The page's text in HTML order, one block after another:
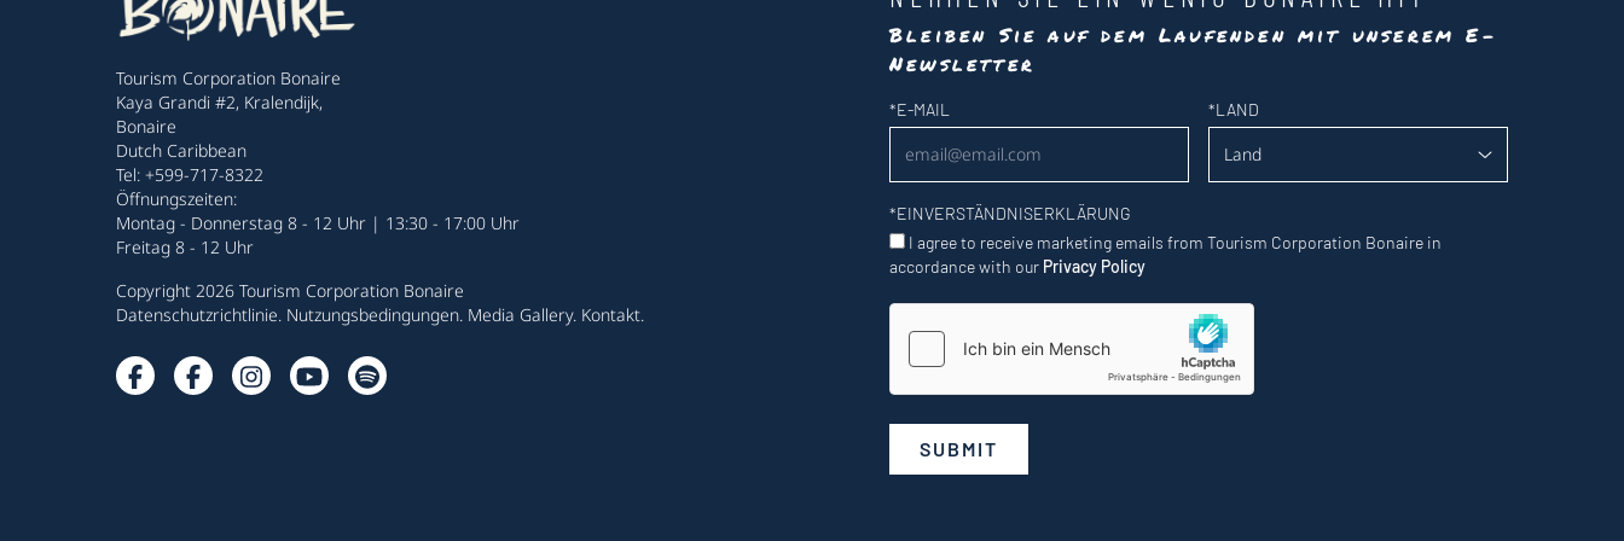
Tourism Corporation Bonaire
Kaya Grandi #2, Kralendijk,
Bonaire
Dutch Caribbean
Tel: +599-717-8322
Öffnungszeiten:
Montag - Donnerstag 8 - 12 Uhr | 13:30 - 17:00 Uhr
Freitag 8 - 12 Uhr
Copyright 2026 Tourism Corporation Bonaire
Datenschutzrichtlinie. Nutzungsbedingungen. Media Gallery. Kontakt.
Bleiben Sie auf dem Laufenden mit unserem E-
Newsletter
Newsletter
*E-MAIL *LAND
*EINVERSTÄNDNISERKLÄRUNG
I agree to receive marketing emails from Tourism Corporation Bonaire in
accordance with our Privacy Policy
SUBMIT